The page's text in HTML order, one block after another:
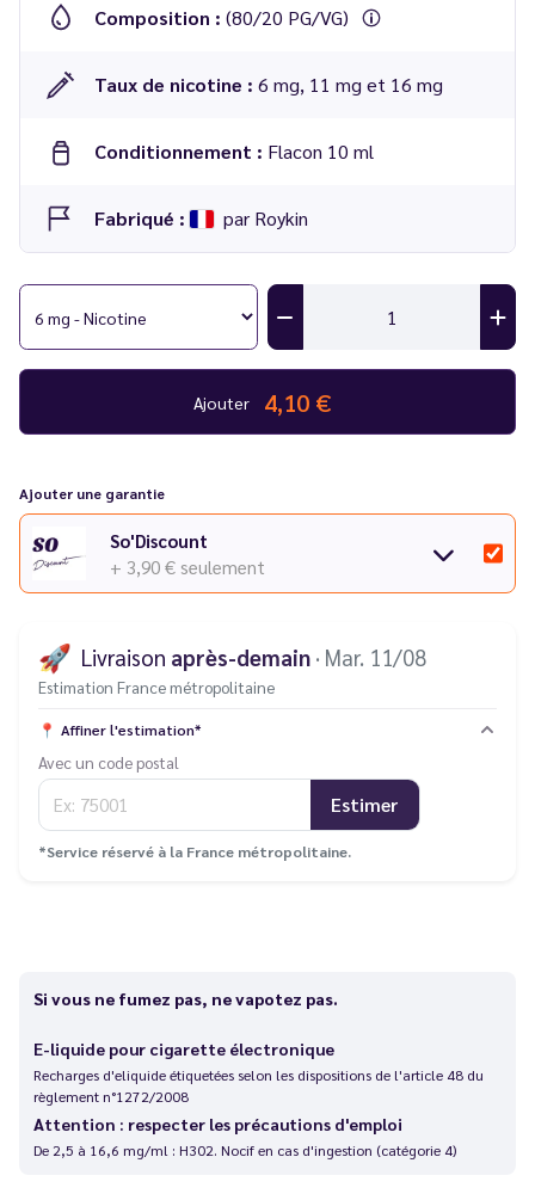
Composition : (80/20 PG/VG)
Taux de nicotine : 6 mg, 11 mg et 16 mg
Conditionnement : Flacon 10 ml
Fabriqué : par Roykin
Ajouter 4,10 €
Ajouter une garantie
So'Discount
+ 3,90 € seulement
🚀 Livraison après-demain · Mar. 11/08
Estimation France métropolitaine
📍 Affiner l'estimation*
Avec un code postal
Estimer
*Service réservé à la France métropolitaine.
Si vous ne fumez pas, ne vapotez pas.
E-liquide pour cigarette électronique
Recharges d'eliquide étiquetées selon les dispositions de l'article 48 du
règlement n°1272/2008
Attention : respecter les précautions d'emploi
De 2,5 à 16,6 mg/ml : H302. Nocif en cas d'ingestion (catégorie 4)